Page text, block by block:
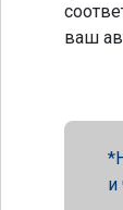
ваш
и